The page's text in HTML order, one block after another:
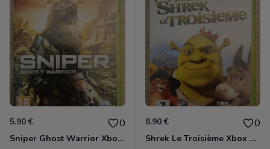
5.90 € 0
Sniper Ghost Warrior Xbox 360
8.90 € 0
Shrek Le Troisième Xbox 360